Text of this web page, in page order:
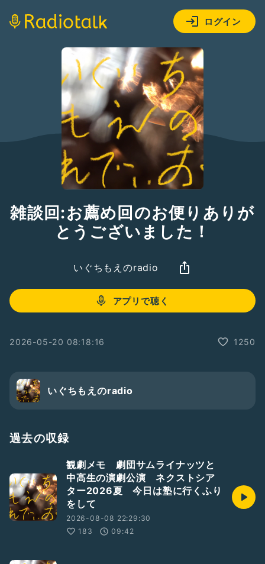
ログイン
雑談回:お薦め回のお便りありが
とうございました！
いぐちもえのradio
アプリで聴く
2026-05-20 08:18:16 1250
いぐちもえのradio
過去の収録
観劇メモ 劇団サムライナッツと
中高生の演劇公演 ネクストシア
ター2026夏 今日は塾に行くふり
をして
2026-08-08 22:29:30
183
09:42